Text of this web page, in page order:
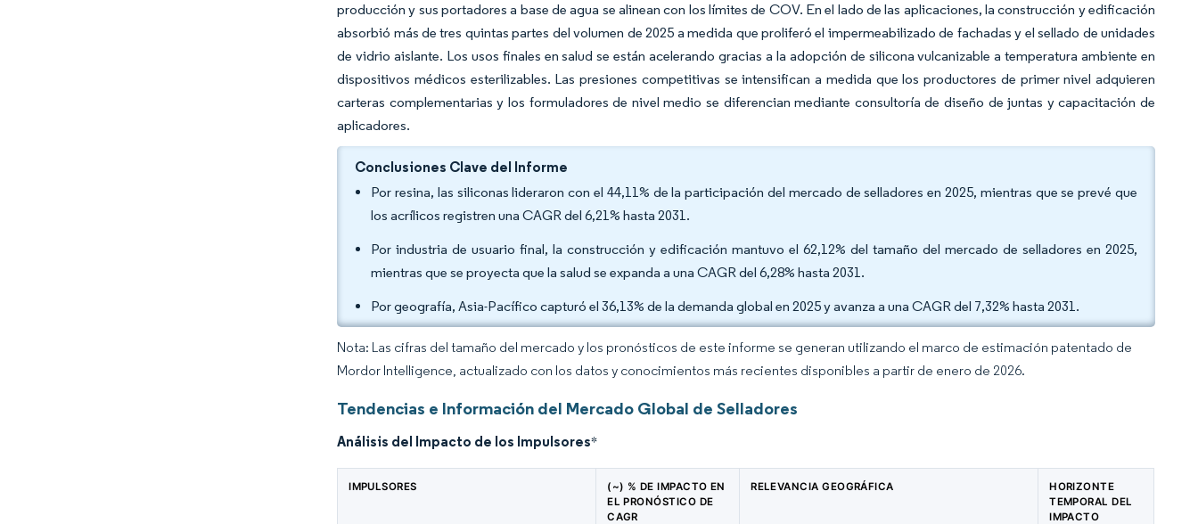
producción y sus portadores a base de agua se alinean con los límites de COV. En el lado de las aplicaciones, la construcción y edificación
absorbió más de tres quintas partes del volumen de 2025 a medida que proliferó el impermeabilizado de fachadas y el sellado de unidades
de vidrio aislante. Los usos finales en salud se están acelerando gracias a la adopción de silicona vulcanizable a temperatura ambiente en
dispositivos médicos esterilizables. Las presiones competitivas se intensifican a medida que los productores de primer nivel adquieren
carteras complementarias y los formuladores de nivel medio se diferencian mediante consultoría de diseño de juntas y capacitación de
aplicadores.
Conclusiones Clave del Informe
Por resina, las siliconas lideraron con el 44,11% de la participación del mercado de selladores en 2025, mientras que se prevé que
los acrílicos registren una CAGR del 6,21% hasta 2031.
Por industria de usuario final, la construcción y edificación mantuvo el 62,12% del tamaño del mercado de selladores en 2025,
mientras que se proyecta que la salud se expanda a una CAGR del 6,28% hasta 2031.
Por geografía, Asia-Pacífico capturó el 36,13% de la demanda global en 2025 y avanza a una CAGR del 7,32% hasta 2031.
Nota: Las cifras del tamaño del mercado y los pronósticos de este informe se generan utilizando el marco de estimación patentado de
Mordor Intelligence, actualizado con los datos y conocimientos más recientes disponibles a partir de enero de 2026.
Tendencias e Información del Mercado Global de Selladores
Análisis del Impacto de los Impulsores*
IMPULSORES
(~) % DE IMPACTO EN
EL PRONÓSTICO DE
CAGR
RELEVANCIA GEOGRÁFICA
HORIZONTE
TEMPORAL DEL
IMPACTO